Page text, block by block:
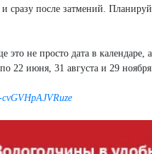
после затмений.
не просто дата в
22 июня, 31 августа и 29 ноября.